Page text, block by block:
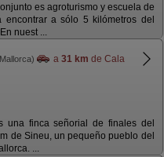
es agroturismo y escuela de
encontrar a sólo 5 kilómetros del
nuest ...
a 31 km de Cala
una finca señorial de finales del
de Sineu, un pequeño pueblo del
...